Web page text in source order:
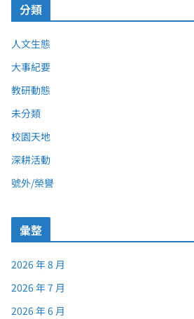
分類
人文生態
大事紀要
教研動態
未分類
校園天地
深耕活動
號外/榮譽
彙整
2026 年 8 月
2026 年 7 月
2026 年 6 月